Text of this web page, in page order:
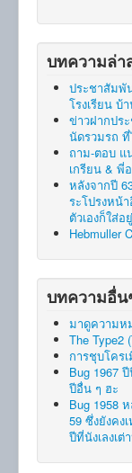
บทความล่า
ประชาสัมพั
โรงเรียน บ้
ข่าวฝากปร
นัดรวมรถ
ถาม-ตอบ แ
เกรียน &
หลังจากปี
ระโปรงหน้
ตัวเองก็ใส่อยู่
Hebmuller
บทความอื่น
มาดูความห
The Type2
การชุบโคร
Bug 1967
ปีอื่น ๆ ฮะ
Bug 1958
59 ซึ่งยังคง
ปีที่นังเลงเ